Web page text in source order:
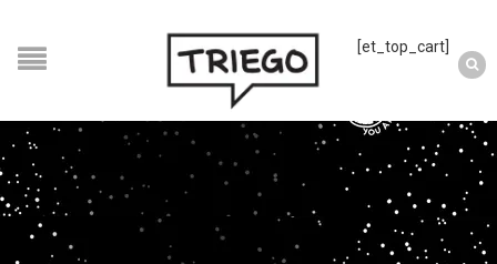
[et_top_cart]